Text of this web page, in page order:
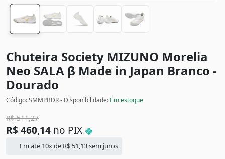
Chuteira Society MIZUNO Morelia
Neo SALA β Made in Japan Branco -
Dourado
Código: SMMPBDR - Disponibilidade: Em estoque
R$511,27
R$ 460,14 no PIX
Em até 10x de R$ 51,13sem juros